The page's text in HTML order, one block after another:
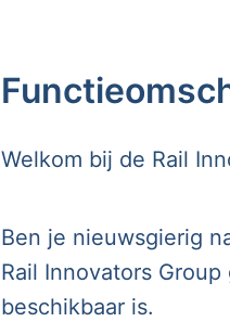
Welkom bij de Rail
Ben je nieuwsgierig
Rail Innovators
beschikbaar is.